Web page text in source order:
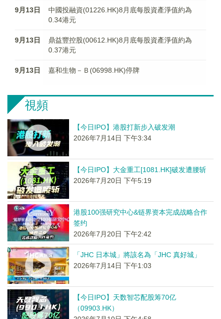
9月13日
中國投融資(01226.HK)8月底每股資產淨值約為
0.34港元
9月13日
鼎益豐控股(00612.HK)8月底每股資產淨值約為
0.37港元
9月13日 嘉和生物－Ｂ(06998.HK)停牌
視頻
【今日IPO】港股打新步入破发潮
2026年7月14日 下午3:34
【今日IPO】大金重工[1081.HK]破发遭腰斩
2026年7月20日 下午5:19
港股100强研究中心&链界资本完成战略合作
签约
2026年7月20日 下午2:42
「JHC 日本城」將該名為「JHC 真好城」
2026年7月14日 下午1:03
【今日IPO】天数智芯配股筹70亿
（09903.HK）